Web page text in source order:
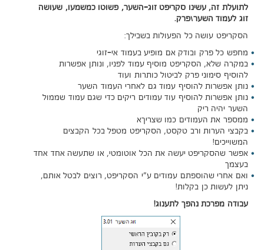
לתועלת זה, עשינו סקריפט זוג-השער, פשוטו כמשמעו, שעושה
זוג לעמוד השער\פרק.
הסקריפט עושה כל הפעולות בשבילך:
מחפש כל פרק ובודק אם מופיע בעמוד אי-זוגי
במקרה שלא, הסקריפט מוסיף עמוד לפניו, ונותן אפשרות
להוסיף סימוני פרק לביטול כותרות ועוד
נותן אפשרות להוסיף עמוד גם לאחרי העמוד השער
נותן אפשרות להוסיף עוד עמודים ריקים כדי שגם עמוד שממול
השער יהיה ריק
ממספר את העמודים כמו שצריךא
בקבצי הערות ורב טקסט, הסקריפט מטפל בכל הקבצים
המשוייכים!
אפשר שהסקריפט יעשה את הכל אוטומטי, או שתעשה אחד אחד
בעצמך
ואם אחרי שהוספתם עמודים ע"י הסקריפט, רוצים לבטל אותם,
ניתן לעשות כן בקלות!
עבודה מפרכת נהפך לתענוג!